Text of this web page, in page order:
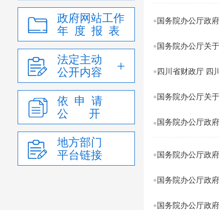
政府网站工作
年 度 报 表
法定主动
公开内容
依 申 请
公 开
地方部门
平台链接
国务院办公厅政
国务院办公厅关
四川省财政厅 四
国务院办公厅关
国务院办公厅政
国务院办公厅政
国务院办公厅政
国务院办公厅政